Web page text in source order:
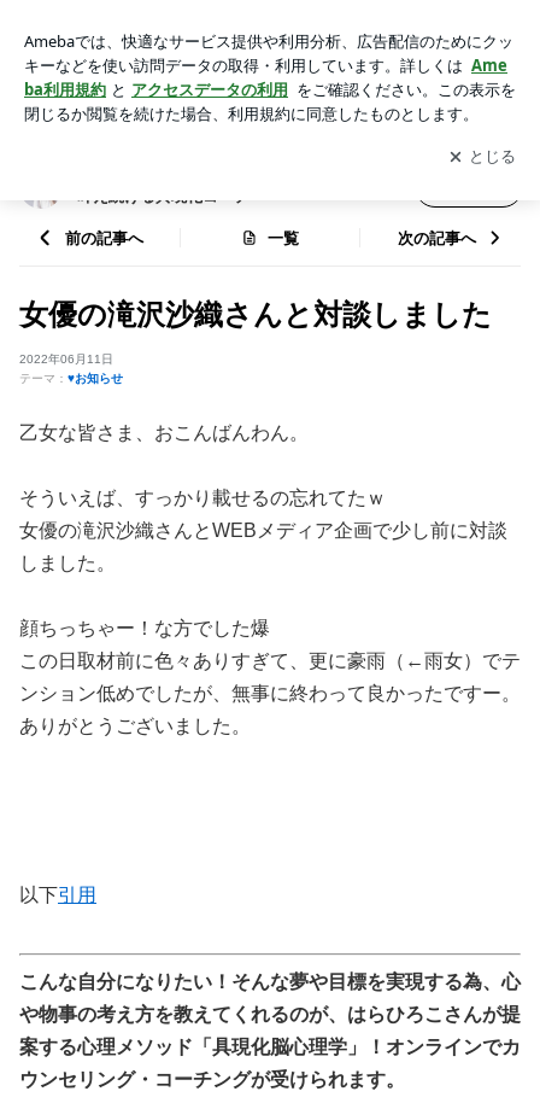
ひろこ｜一生願いを叶え続ける具現化コーチ
アプリをダウンロードして ブログの更新通知
を受け取りまし
ょう。
開く
叶え続ける具現化コーチ
前の記事へ 一覧 次の記事へ
女優の滝沢沙織さんと対談しました
2022年06月11日
テーマ： ♥お知らせ
乙女な皆さま、おこんばんわん。
そういえば、すっかり載せるの忘れてたｗ
女優の滝沢沙織さんとWEBメディア企画で少し前に対談
しました。
顔ちっちゃー！な方でした爆
この日取材前に色々ありすぎて、更に豪雨（←雨女）でテ
ンション低めでしたが、無事に終わって良かったですー。
ありがとうございました。
以下引用
こんな自分になりたい！そんな夢や目標を実現する為、心
や物事の考え方を教えてくれるのが、はらひろこさんが提
案する心理メソッド「具現化脳心理学」！オンラインでカ
ウンセリング・コーチングが受けられます。